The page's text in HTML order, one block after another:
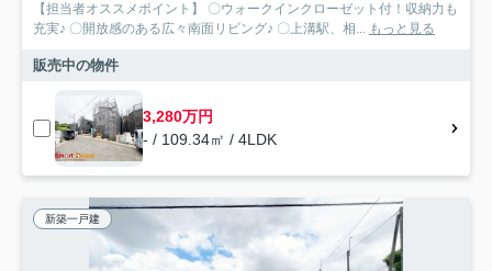
【担当者オススメポイント】 〇ウォークインクローゼット付！収納力も
充実♪ 〇開放感のある広々南面リビング♪ 〇上溝駅、相... もっと見る
販売中の物件
3,280万円
- / 109.34㎡ / 4LDK
新築一戸建